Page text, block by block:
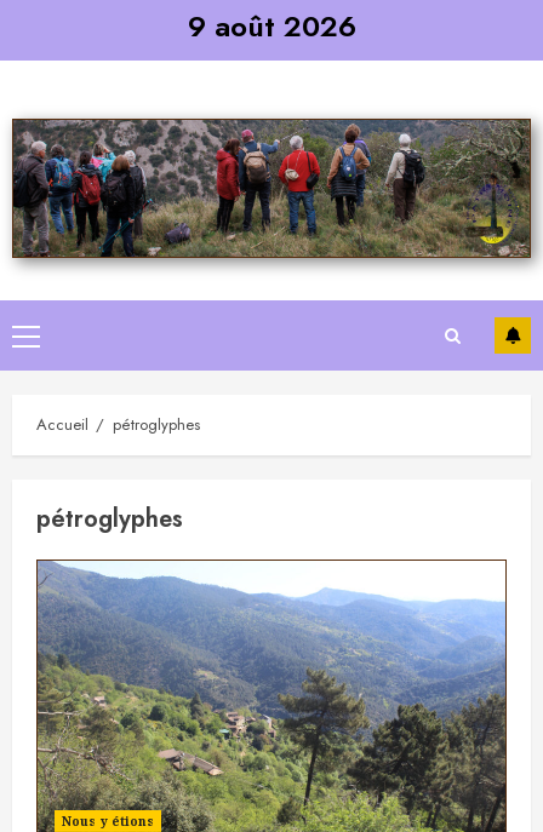
9 août 2026
Primary
Menu
Accueil pétroglyphes
pétroglyphes
Nous y étions